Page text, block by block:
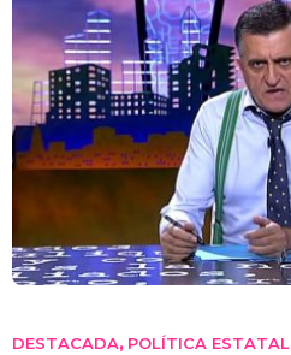
DESTACADA, POLÍTICA ESTATAL